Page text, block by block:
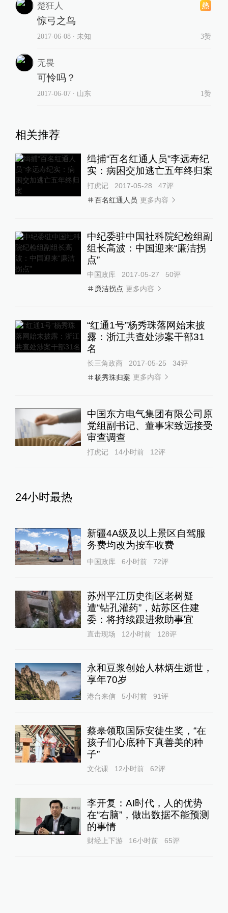
楚狂人
惊弓之鸟
2017-06-08∙ 未知 3赞
无畏
可怜吗？
2017-06-07∙ 山东 1赞
相关推荐
缉捕“百名红通人员”李远寿纪
实：病困交加逃亡五年终归案
打虎记 2017-05-28 47评
百名红通人员 更多内容
中纪委驻中国社科院纪检组副
组长高波：中国迎来“廉洁拐
点”
中国政库 2017-05-27 50评
廉洁拐点 更多内容
“红通1号”杨秀珠落网始末披
露：浙江共查处涉案干部31
名
长三角政商 2017-05-25 34评
杨秀珠归案 更多内容
中国东方电气集团有限公司原
党组副书记、董事宋致远接受
审查调查
打虎记 14小时前 12评
24小时最热
新疆4A级及以上景区自驾服
务费均改为按车收费
中国政库 6小时前 72评
苏州平江历史街区老树疑
遭“钻孔灌药”，姑苏区住建
委：将持续跟进救助事宜
直击现场 12小时前 128评
永和豆浆创始人林炳生逝世，
享年70岁
港台来信 5小时前 91评
蔡皋领取国际安徒生奖，“在
孩子们心底种下真善美的种
子”
文化课 12小时前 62评
李开复：AI时代，人的优势
在“右脑”，做出数据不能预测
的事情
财经上下游 16小时前 65评